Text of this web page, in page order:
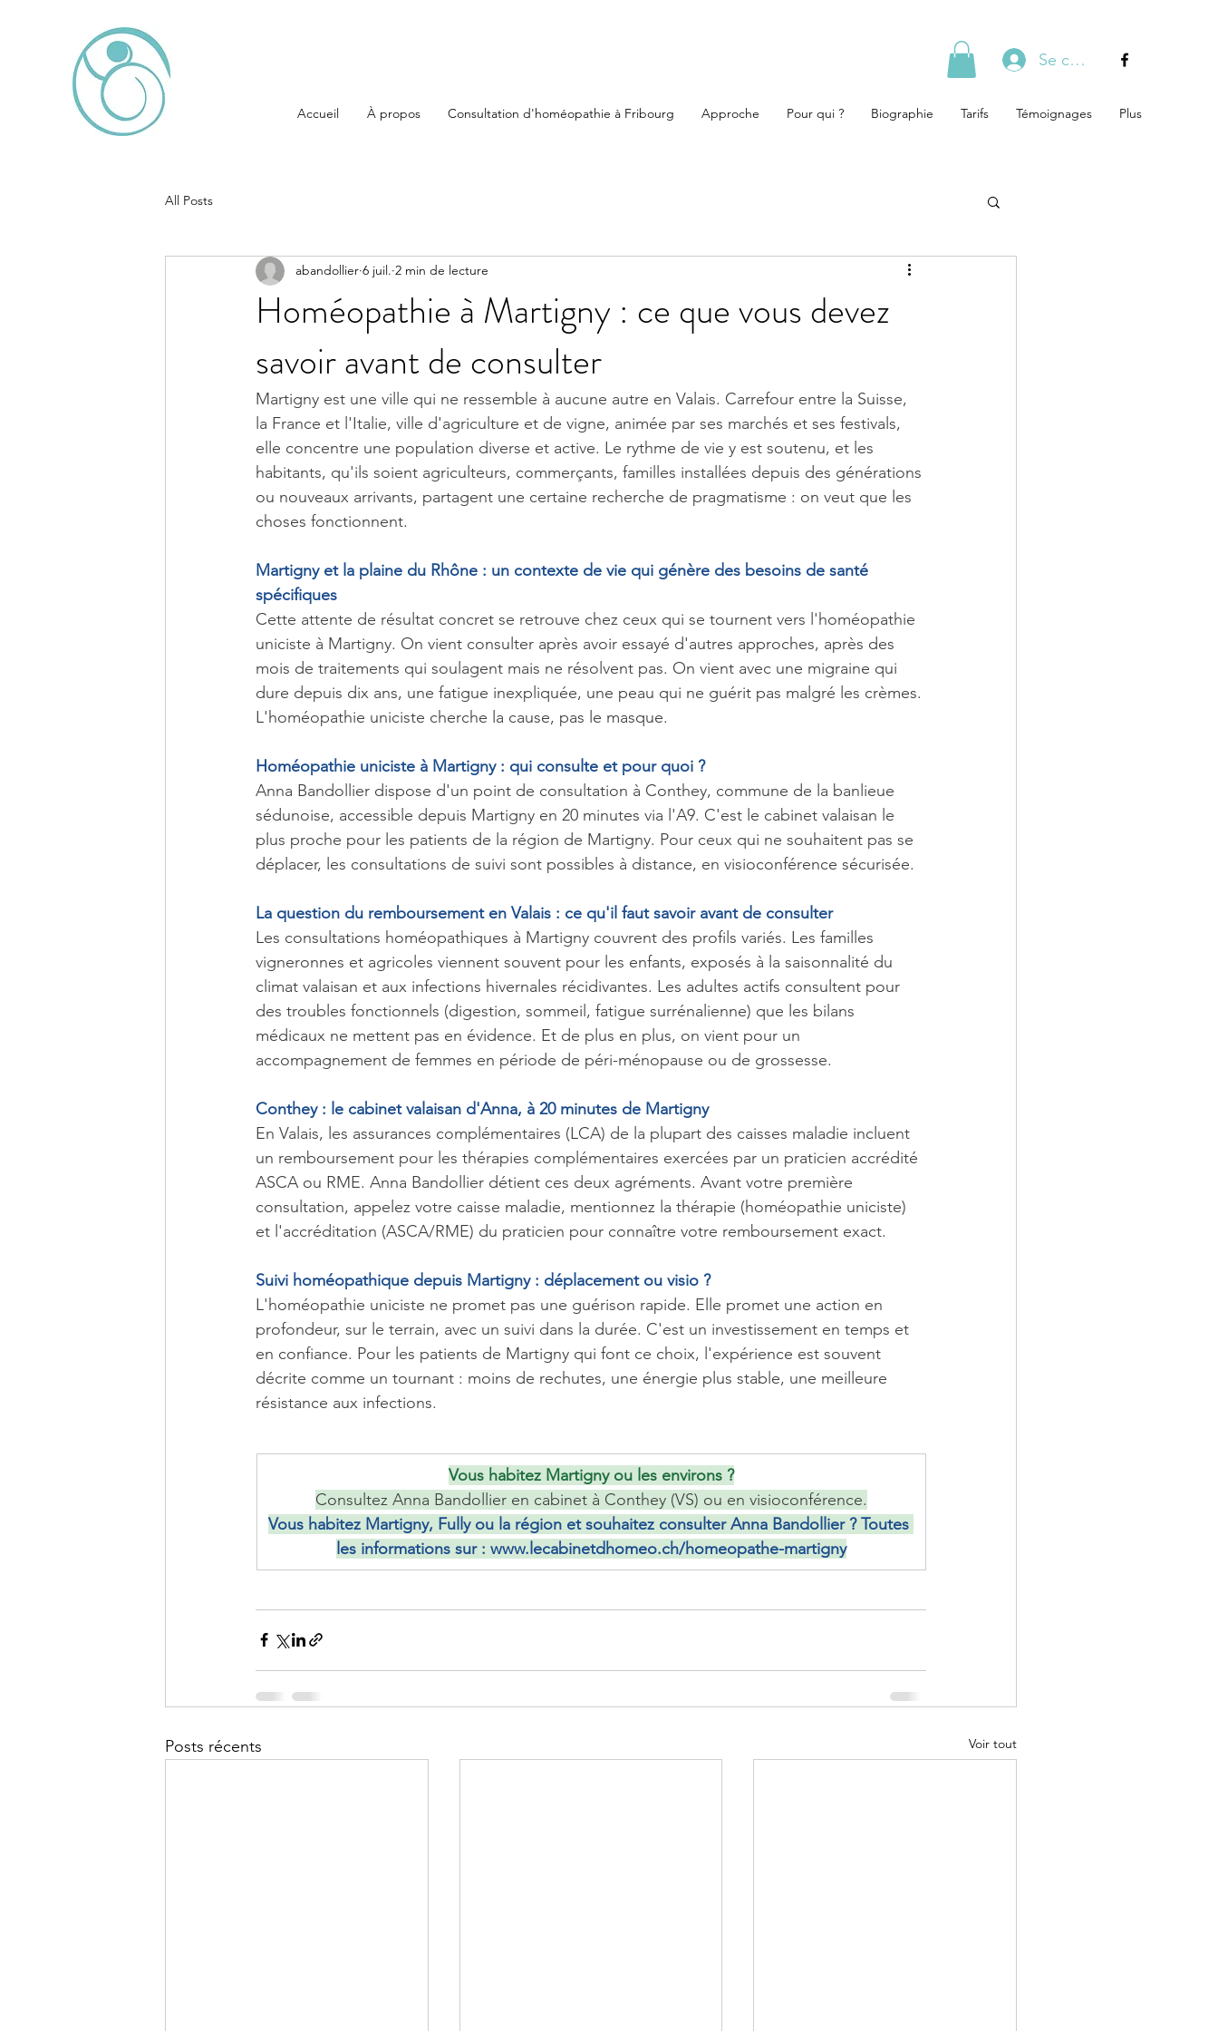
Se connecter
Accueil À propos Consultation d'homéopathie à Fribourg Approche Pour qui ? Biographie Tarifs Témoignages Plus
All Posts
Homéopathie à Martigny : ce que vous devez
savoir avant de consulter
abandollier 6 juil. 2 min de lecture
Martigny est une ville qui ne ressemble à aucune autre en Valais. Carrefour entre la Suisse,
la France et l'Italie, ville d'agriculture et de vigne, animée par ses marchés et ses festivals,
elle concentre une population diverse et active. Le rythme de vie y est soutenu, et les
habitants, qu'ils soient agriculteurs, commerçants, familles installées depuis des générations
ou nouveaux arrivants, partagent une certaine recherche de pragmatisme : on veut que les
choses fonctionnent.
Martigny et la plaine du Rhône : un contexte de vie qui génère des besoins de santé
spécifiques
Cette attente de résultat concret se retrouve chez ceux qui se tournent vers l'homéopathie
uniciste à Martigny. On vient consulter après avoir essayé d'autres approches, après des
mois de traitements qui soulagent mais ne résolvent pas. On vient avec une migraine qui
dure depuis dix ans, une fatigue inexpliquée, une peau qui ne guérit pas malgré les crèmes.
L'homéopathie uniciste cherche la cause, pas le masque.
Homéopathie uniciste à Martigny : qui consulte et pour quoi ?
Anna Bandollier dispose d'un point de consultation à Conthey, commune de la banlieue
sédunoise, accessible depuis Martigny en 20 minutes via l'A9. C'est le cabinet valaisan le
plus proche pour les patients de la région de Martigny. Pour ceux qui ne souhaitent pas se
déplacer, les consultations de suivi sont possibles à distance, en visioconférence sécurisée.
La question du remboursement en Valais : ce qu'il faut savoir avant de consulter
Les consultations homéopathiques à Martigny couvrent des profils variés. Les familles
vigneronnes et agricoles viennent souvent pour les enfants, exposés à la saisonnalité du
climat valaisan et aux infections hivernales récidivantes. Les adultes actifs consultent pour
des troubles fonctionnels (digestion, sommeil, fatigue surrénalienne) que les bilans
médicaux ne mettent pas en évidence. Et de plus en plus, on vient pour un
accompagnement de femmes en période de péri-ménopause ou de grossesse.
Conthey : le cabinet valaisan d'Anna, à 20 minutes de Martigny
En Valais, les assurances complémentaires (LCA) de la plupart des caisses maladie incluent
un remboursement pour les thérapies complémentaires exercées par un praticien accrédité
ASCA ou RME. Anna Bandollier détient ces deux agréments. Avant votre première
consultation, appelez votre caisse maladie, mentionnez la thérapie (homéopathie uniciste)
et l'accréditation (ASCA/RME) du praticien pour connaître votre remboursement exact.
Suivi homéopathique depuis Martigny : déplacement ou visio ?
L'homéopathie uniciste ne promet pas une guérison rapide. Elle promet une action en
profondeur, sur le terrain, avec un suivi dans la durée. C'est un investissement en temps et
en confiance. Pour les patients de Martigny qui font ce choix, l'expérience est souvent
décrite comme un tournant : moins de rechutes, une énergie plus stable, une meilleure
résistance aux infections.
Vous habitez Martigny ou les environs ?
Consultez Anna Bandollier en cabinet à Conthey (VS) ou en visioconférence.
Vous habitez Martigny, Fully ou la région et souhaitez consulter Anna Bandollier ? Toutes
les informations sur : www.lecabinetdhomeo.ch/homeopathe-martigny
Posts récents Voir tout